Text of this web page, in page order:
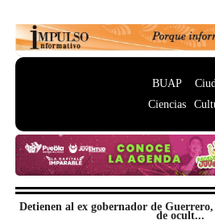
BUAP
Ciencias
Detienen al ex gobernador de
de ocult...